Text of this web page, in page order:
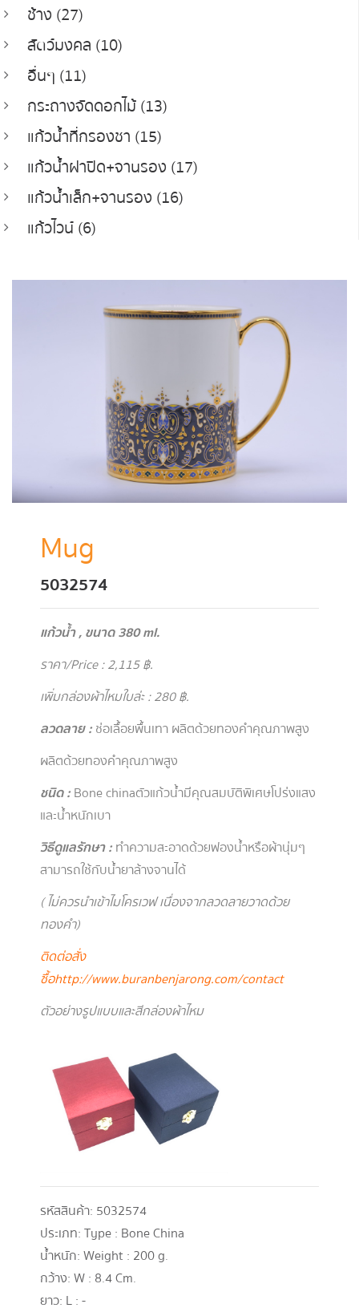
ช้าง (27)
สัตว์มงคล (10)
อื่นๆ (11)
กระถางจัดดอกไม้ (13)
แก้วน้ำที่กรองชา (15)
แก้วน้ำฝาปิด+จานรอง (17)
แก้วน้ำเล็ก+จานรอง (16)
แก้วไวน์ (6)
Mug
5032574
แก้วน้ำ , ขนาด 380 ml.
ราคา/Price : 2,115 ฿.
เพิ่มกล่องผ้าไหมใบล่ะ : 280 ฿.
ลวดลาย :ช่อเลื้อยพื้นเทา ผลิตด้วยทองคำคุณภาพสูง
ผลิตด้วยทองคำคุณภาพสูง
ชนิด :Bone china ตัวแก้วน้ำมีคุณสมบัติพิเศษโปร่งแสง
และน้ำหนักเบา
วิธีดูแลรักษา :ทำความสะอาดด้วยฟองน้ำหรือผ้านุ่มๆ
สามารถใช้กับน้ำยาล้างจานได้
( ไม่ควรนำเข้าไมโครเวฟ เนื่องจากลวดลายวาดด้วย
ทองคำ )
ติดต่อสั่ง
ซื้อhttp://www.buranbenjarong.com/contact
ตัวอย่างรูปแบบและสีกล่องผ้าไหม
รหัสสินค้า: 5032574
ประเภท:Type : Bone China
น้ำหนัก:Weight : 200 g.
กว้าง:W : 8.4 Cm.
ยาว: L : -